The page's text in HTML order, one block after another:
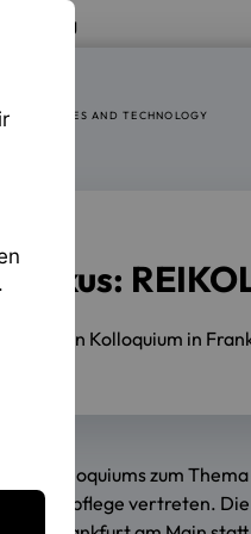
SCIENCES AND TECHNOLOGY
Fokus:
Kolloquium in
zum
Langzeitpflege vertreten.